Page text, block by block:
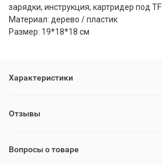
зарядки, инструкция, картридер под TF
Материал: дерево / пластик
Размер: 19*18*18 см
Характеристики
Отзывы
Вопросы о товаре